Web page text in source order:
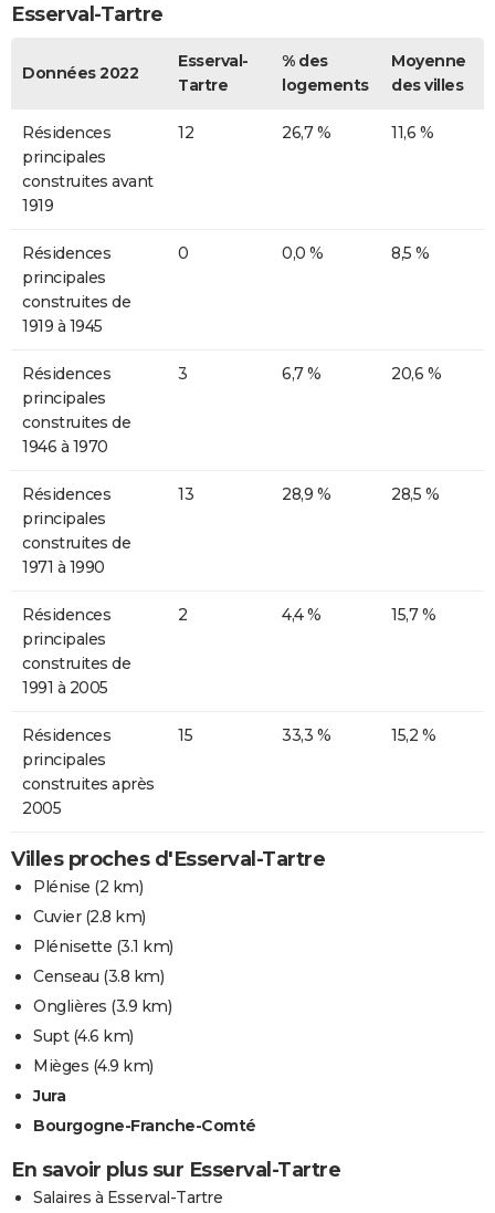
Esserval-Tartre
Données 2022
Esserval-
Tartre
% des
logements
Moyenne
des villes
Résidences
principales
construites avant
1919
12 26,7 % 11,6 %
Résidences
principales
construites de
1919 à 1945
0 0,0 % 8,5 %
Résidences
principales
construites de
1946 à 1970
3 6,7 % 20,6 %
Résidences
principales
construites de
1971 à 1990
13 28,9 % 28,5 %
Résidences
principales
construites de
1991 à 2005
2 4,4 % 15,7 %
Résidences
principales
construites après
2005
15 33,3 % 15,2 %
Villes proches d'Esserval-Tartre
Plénise (2 km)
Cuvier(2.8 km)
Plénisette (3.1 km)
Censeau (3.8 km)
Onglières (3.9 km)
Supt(4.6 km)
Mièges (4.9 km)
Jura
Bourgogne-Franche-Comté
En savoir plus sur Esserval-Tartre
Salaires à Esserval-Tartre